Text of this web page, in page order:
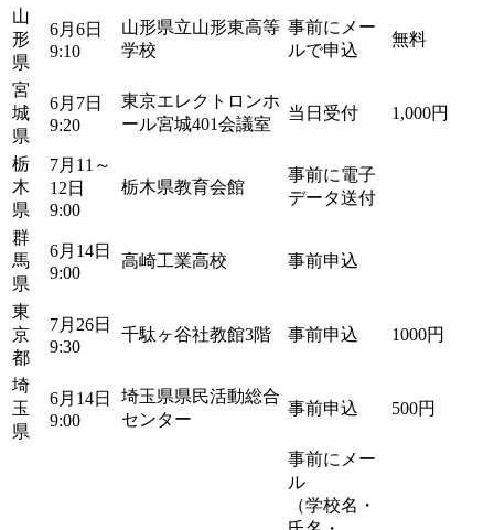
山
形
県
6月6日
9:10
山形県立山形東高等
学校
事前にメー
ルで申込
無料
宮
城
県
6月7日
9:20
東京エレクトロンホ
ール宮城401会議室
当日受付 1,000円
栃
木
県
7月11～
12日
9:00
栃木県教育会館
事前に電子
データ送付
群
馬
県
6月14日
9:00
高崎工業高校 事前申込
東
京
都
7月26日
9:30
千駄ヶ谷社教館3階 事前申込 1000円
埼
玉
県
6月14日
9:00
埼玉県県民活動総合
センター
事前申込 500円
事前にメー
ル
（学校名・